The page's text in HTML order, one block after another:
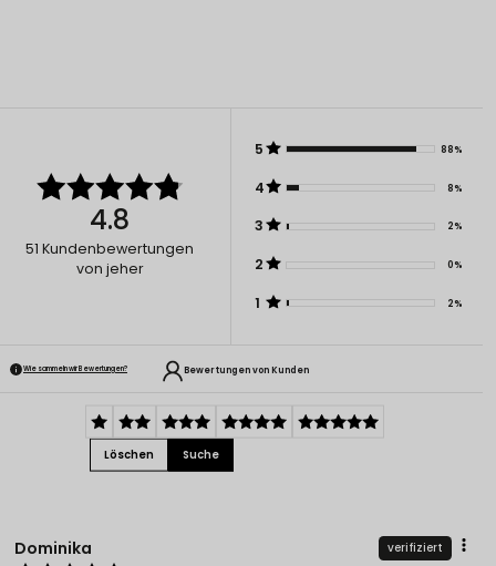
4.8
51 Kundenbewertungen
von jeher
5 88%
4 8%
3 2%
2 0%
1 2%
Wie sammeln wir Bewertungen? Bewertungen von Kunden
Löschen Suche
Dominika verifiziert